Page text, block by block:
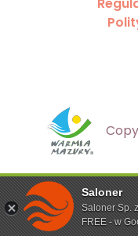
Saloner
Saloner Sp.
FREE - w
Ta strona korzysta z
więcej zapoznaj się z